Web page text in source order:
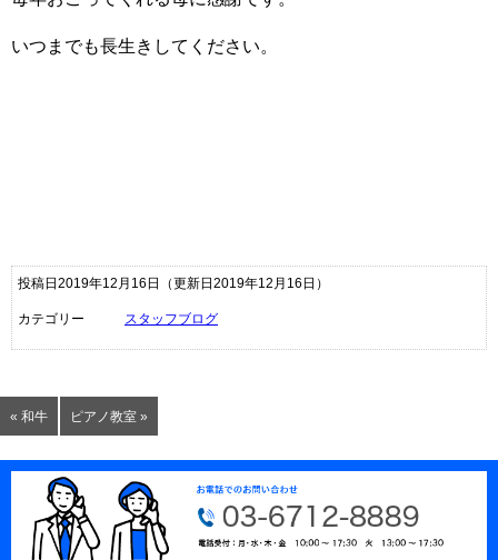
いつまでも長生きしてください。
投稿日2019年12月16日 （更新日2019年12月16日）
カテゴリー スタッフブログ
« 和牛 ピアノ教室 »